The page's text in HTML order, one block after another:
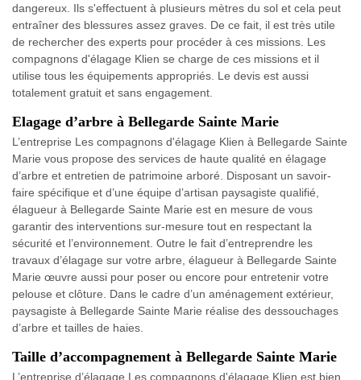
dangereux. Ils s'effectuent à plusieurs mètres du sol et cela peut
entraîner des blessures assez graves. De ce fait, il est très utile
de rechercher des experts pour procéder à ces missions. Les
compagnons d'élagage Klien se charge de ces missions et il
utilise tous les équipements appropriés. Le devis est aussi
totalement gratuit et sans engagement.
Elagage d’arbre à Bellegarde Sainte Marie
L’entreprise Les compagnons d'élagage Klien à Bellegarde Sainte
Marie vous propose des services de haute qualité en élagage
d’arbre et entretien de patrimoine arboré. Disposant un savoir-
faire spécifique et d’une équipe d’artisan paysagiste qualifié,
élagueur à Bellegarde Sainte Marie est en mesure de vous
garantir des interventions sur-mesure tout en respectant la
sécurité et l’environnement. Outre le fait d’entreprendre les
travaux d’élagage sur votre arbre, élagueur à Bellegarde Sainte
Marie œuvre aussi pour poser ou encore pour entretenir votre
pelouse et clôture. Dans le cadre d’un aménagement extérieur,
paysagiste à Bellegarde Sainte Marie réalise des dessouchages
d’arbre et tailles de haies.
Taille d’accompagnement à Bellegarde Sainte Marie
L’entreprise d’élagage Les compagnons d'élagage Klien est bien